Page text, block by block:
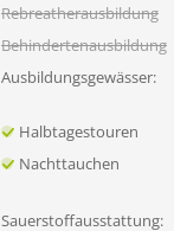
Rebreatherausbildung
Behindertenausbildung
Ausbildungsgewässer:
Halbtagestouren
Nachttauchen
Sauerstoffausstattung: